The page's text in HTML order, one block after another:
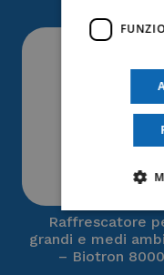
Raffrescatore
grandi e medi
– Biotron 8000